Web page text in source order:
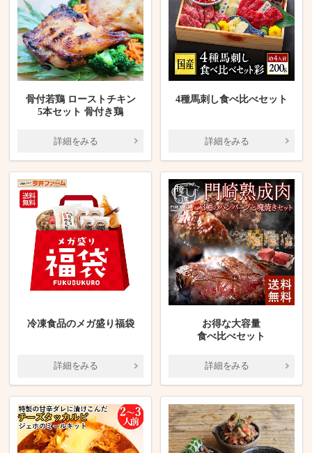
骨付若鶏 ローストチキン
5本セット 骨付き鶏
詳細をみる
4種馬刺し食べ比べセット
詳細をみる
冷凍食品のメガ盛り福袋
詳細をみる
お得な大容量
食べ比べセット
詳細をみる